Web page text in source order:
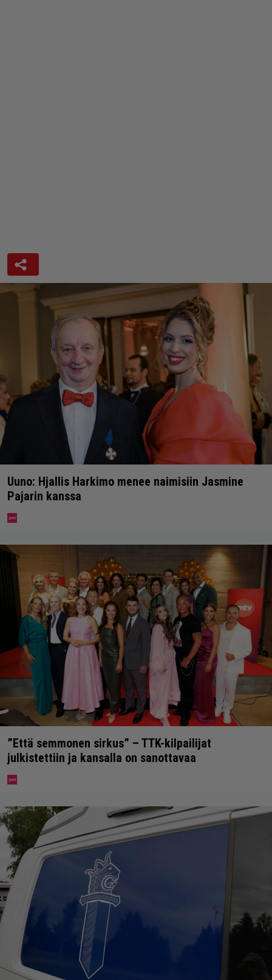
Uuno: Hjallis Harkimo menee naimisiin Jasmine
Pajarin kanssa
”Että semmonen sirkus” – TTK-kilpailijat
julkistettiin ja kansalla on sanottavaa